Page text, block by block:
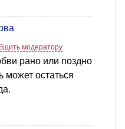
модератору
рано или поздно
может остаться